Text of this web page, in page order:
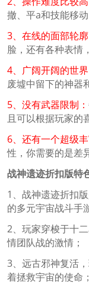
撤、平a和技能移动
3、在线的面部轮廓
脸，还有各种表情
4、广阔开阔的世界
废墟中留下的神器
5、没有武器限制：
且可以根据玩家的
6、还有一个超级
性，你需要的是差
战神遗迹折扣版特
1、战神遗迹折扣
的多元宇宙战斗手
2、玩家穿梭于十
情团队战的激情；
3、远古邪神复活
着拯救宇宙的使命；